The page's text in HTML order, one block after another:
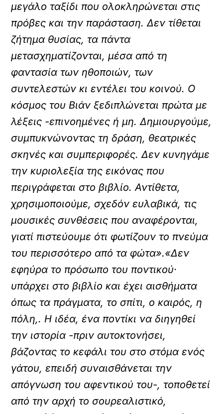
μεγάλο ταξίδι που ολοκληρώνεται στις
πρόβες και την παράσταση. Δεν τίθεται
ζήτημα θυσίας, τα πάντα
μετασχηματίζονται, μέσα από τη
φαντασία των ηθοποιών, των
συντελεστών κι εντέλει του κοινού. Ο
κόσμος του Βιάν ξεδιπλώνεται πρώτα με
λέξεις -επινοημένες ή μη. Δημιουργούμε,
συμπυκνώνοντας τη δράση, θεατρικές
σκηνές και συμπεριφορές. Δεν κυνηγάμε
την κυριολεξία της εικόνας που
περιγράφεται στο βιβλίο. Αντίθετα,
χρησιμοποιούμε, σχεδόν ευλαβικά, τις
μουσικές συνθέσεις που αναφέρονται,
γιατί πιστεύουμε ότι φωτίζουν το πνεύμα
του περισσότερο από τα φώτα».«Δεν
εφηύρα το πρόσωπο του ποντικού·
υπάρχει στο βιβλίο και έχει αισθήματα
όπως τα πράγματα, το σπίτι, ο καιρός, η
πόλη,. Η ιδέα, ένα ποντίκι να διηγηθεί
την ιστορία -πριν αυτοκτονήσει,
βάζοντας το κεφάλι του στο στόμα ενός
γάτου, επειδή συναισθάνεται την
απόγνωση του αφεντικού του-, τοποθετεί
από την αρχή το σουρεαλιστικό,